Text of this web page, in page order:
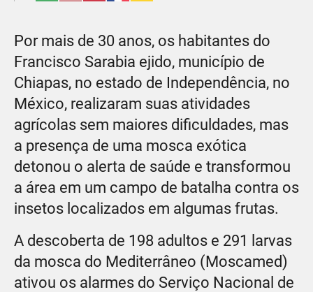
Por mais de 30 anos, os habitantes do
Francisco Sarabia ejido, município de
Chiapas, no estado de Independência, no
México, realizaram suas atividades
agrícolas sem maiores dificuldades, mas
a presença de uma mosca exótica
detonou o alerta de saúde e transformou
a área em um campo de batalha contra os
insetos localizados em algumas frutas.
A descoberta de 198 adultos e 291 larvas
da mosca do Mediterrâneo (Moscamed)
ativou os alarmes do Serviço Nacional de